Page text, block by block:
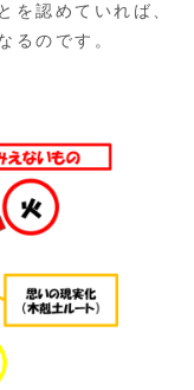
を認めていれば、
るのです。